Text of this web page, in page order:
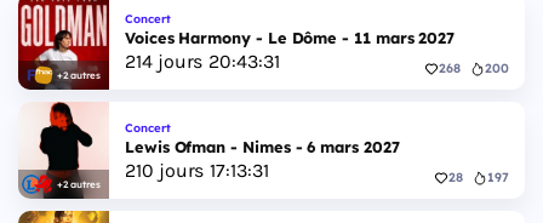
+2 autres
Concert
Voices Harmony - Le Dôme - 11 mars 2027
214jours 20:43:30 268 200
+2 autres
Concert
Lewis Ofman - Nimes - 6 mars 2027
210 jours 17:13:30 28 197